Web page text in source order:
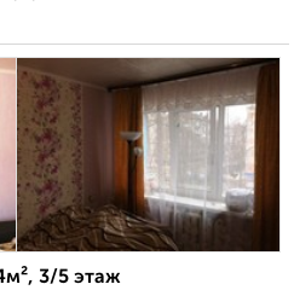
3/5 этаж